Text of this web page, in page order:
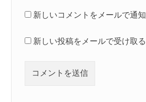
新しいコメントをメールで通知
新しい投稿をメールで受け取る